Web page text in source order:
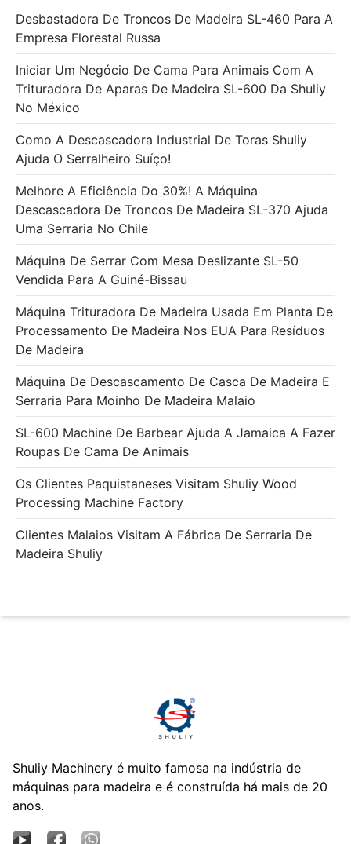
Desbastadora De Troncos De Madeira SL-460 Para A
Empresa Florestal Russa
Iniciar Um Negócio De Cama Para Animais Com A
Trituradora De Aparas De Madeira SL-600 Da Shuliy
No México
Como A Descascadora Industrial De Toras Shuliy
Ajuda O Serralheiro Suíço!
Melhore A Eficiência Do 30%! A Máquina
Descascadora De Troncos De Madeira SL-370 Ajuda
Uma Serraria No Chile
Máquina De Serrar Com Mesa Deslizante SL-50
Vendida Para A Guiné-Bissau
Máquina Trituradora De Madeira Usada Em Planta De
Processamento De Madeira Nos EUA Para Resíduos
De Madeira
Máquina De Descascamento De Casca De Madeira E
Serraria Para Moinho De Madeira Malaio
SL-600 Machine De Barbear Ajuda A Jamaica A Fazer
Roupas De Cama De Animais
Os Clientes Paquistaneses Visitam Shuliy Wood
Processing Machine Factory
Clientes Malaios Visitam A Fábrica De Serraria De
Madeira Shuliy
Shuliy Machinery é muito famosa na indústria de
máquinas para madeira e é construída há mais de 20
anos.